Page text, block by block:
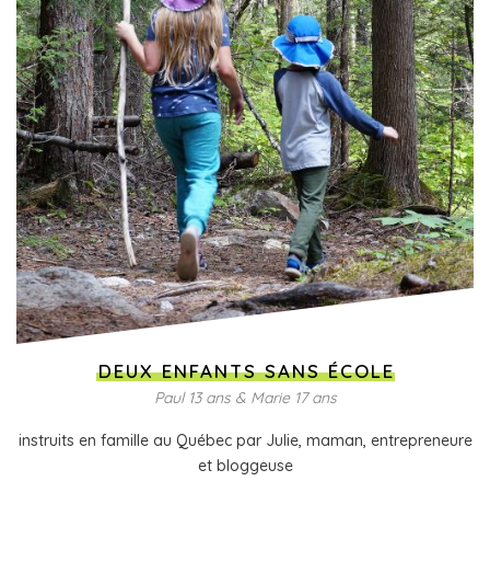
DEUX ENFANTS SANS ÉCOLE
Paul 13 ans & Marie 17 ans
instruits en famille au Québec par Julie, maman, entrepreneure
et bloggeuse